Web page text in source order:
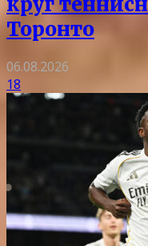
Торонто
06.08.2026
18